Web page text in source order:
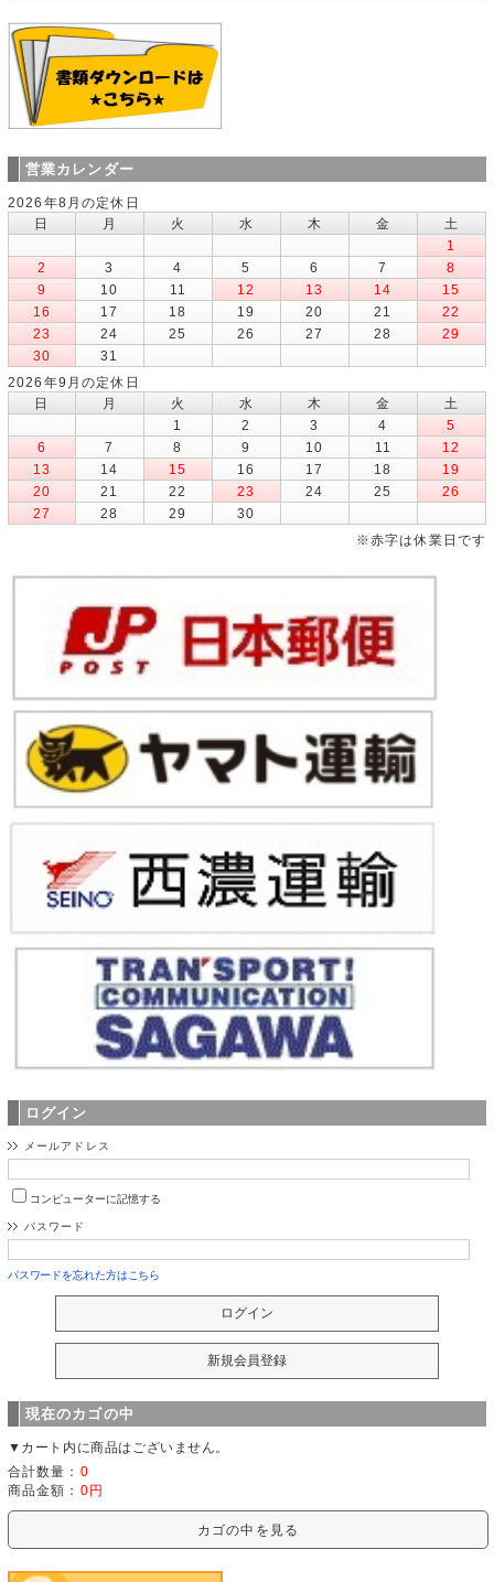
営業カレンダー
2026年8月の定休日
日
月 火 水 木 金
土
1
2
3 4 5 6 7
8
9
10 11 12 13 14
15
16
17 18 19 20 21
22
23
24 25 26 27 28
29
30
31
2026年9月の定休日
日
月 火 水 木 金
土
1
2 3 4
5
6
7 8 9 10 11
12
13
14 15 16 17 18
19
20
21 22 23 24 25
26
27
28 29
30
※赤字は休業日です
ログイン
メールアドレス
コンピューターに記憶する
パスワード
パスワードを忘れた方はこちら
現在のカゴの中
▼カート内に商品はございません。
合計数量： 0
商品金額： 0円
カゴの中を見る